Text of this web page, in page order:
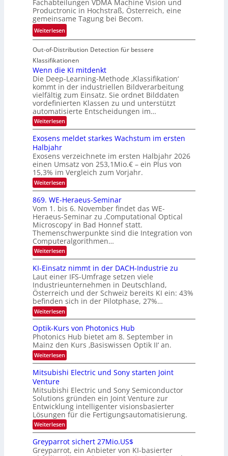
h
k
e
i
n
i
n
V
I
S
I
O
N
T
e
c
h
T
a
k
s
e
d
T
o
r
e
n
a
u
f
d
e
r
V
S
I
O
N
2
0
2
6
Fachabteilungen VDMA Machine Vision und
Productronic in Hochstraß, Österreich, eine
gemeinsame Tagung bei Becom.
Weiterlesen:
T
a
g
u
n
g
z
u
E
l
e
t
r
o
n
k
-
u
n
d
B
i
l
d
v
e
r
a
r
b
e
i
n
g
s
-
T
e
Out-of-Distribution Detection für bessere
Klassifikationen
Wenn die KI mitdenkt
Die Deep-Learning-Methode ‚Klassifikation‘
kommt in der industriellen Bildverarbeitung
vielfältig zum Einsatz. Sie ordnet Bilddaten
vordefinierten Klassen zu und unterstützt
automatisierte Entscheidungen im…
Weiterlesen:
W
n
d
i
e
K
I
m
i
t
d
e
n
k
t
Exosens meldet starkes Wachstum im ersten
Halbjahr
Exosens verzeichnete im ersten Halbjahr 2026
einen Umsatz von 253,1Mio.€ – ein Plus von
15,3% im Vergleich zum Vorjahr.
Weiterlesen:
E
x
o
s
e
n
s
m
e
l
d
e
t
s
t
a
r
k
e
W
a
c
h
s
u
i
m
e
r
s
t
e
n
H
a
869. WE-Heraeus-Seminar
Vom 1. bis 6. November findet das WE-
Heraeus-Seminar zu ‚Computational Optical
Microscopy‘ in Bad Honnef statt.
Themenschwerpunkte sind die Integration von
Computeralgorithmen…
Weiterlesen:
8
9
.
W
E
-
H
e
r
a
e
u
s
-
S
e
n
a
r
KI-Einsatz nimmt in der DACH-Industrie zu
Laut einer IFS-Umfrage setzen viele
Industrieunternehmen in Deutschland,
Österreich und der Schweiz bereits KI ein: 43%
befinden sich in der Pilotphase, 27%…
Weiterlesen:
K
-
E
i
n
s
t
n
m
m
t
i
n
d
e
r
Optik-Kurs von Photonics Hub
Photonics Hub bietet am 8. September in
Mainz den Kurs ‚Basiswissen Optik II‘ an.
Weiterlesen:
O
p
t
k
-
K
u
r
s
v
o
n
P
Mitsubishi Electric und Sony starten Joint
Venture
Mitsubishi Electric und Sony Semiconductor
Solutions gründen ein Joint Venture zur
Entwicklung intelligenter visionsbasierter
Lösungen für die Fertigungsautomatisierung.
Weiterlesen:
M
t
s
Greyparrot sichert 27Mio.US$
Greyparrot, ein Anbieter von KI-basierter